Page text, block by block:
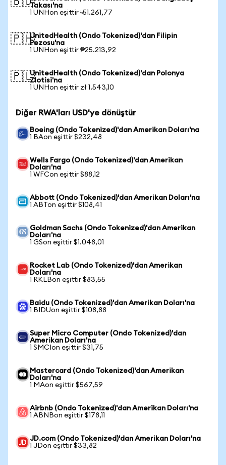
Takası'na
1 UNHon eşittir ৳51.261,77
🇵🇭UnitedHealth (Ondo Tokenized)'dan Filipin
Pezosu'na
1 UNHon eşittir ₱25.213,92
🇵🇱UnitedHealth (Ondo Tokenized)'dan Polonya
Zlotisi'na
1 UNHon eşittir zł 1.543,10
Diğer RWA'ları USD'ye dönüştür
Boeing (Ondo Tokenized)'dan Amerikan Doları'na
1 BAon eşittir $232,48
Wells Fargo (Ondo Tokenized)'dan Amerikan
Doları'na
1 WFCon eşittir $88,12
Abbott (Ondo Tokenized)'dan Amerikan Doları'na
1 ABTon eşittir $108,41
Goldman Sachs (Ondo Tokenized)'dan Amerikan
Doları'na
1 GSon eşittir $1.048,01
Rocket Lab (Ondo Tokenized)'dan Amerikan
Doları'na
1 RKLBon eşittir $83,55
Baidu (Ondo Tokenized)'dan Amerikan Doları'na
1 BIDUon eşittir $108,88
Super Micro Computer (Ondo Tokenized)'dan
Amerikan Doları'na
1 SMCIon eşittir $31,75
Mastercard (Ondo Tokenized)'dan Amerikan
Doları'na
1 MAon eşittir $567,59
Airbnb (Ondo Tokenized)'dan Amerikan Doları'na
1 ABNBon eşittir $178,11
JD.com (Ondo Tokenized)'dan Amerikan Doları'na
1 JDon eşittir $33,82